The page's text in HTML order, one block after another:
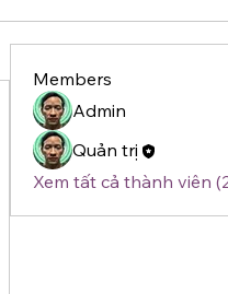
Members
Admin
Quản trị
Xem tất cả thành viên